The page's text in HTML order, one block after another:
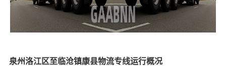
泉州洛江区至临沧镇康县物流专线运行概况